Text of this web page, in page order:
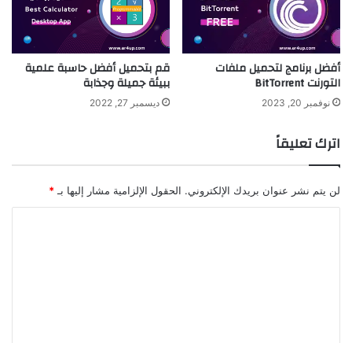
أفضل برنامج لتحميل ملفات
التورنت BitTorrent
نوفمبر 20, 2023
قم بتحميل أفضل حاسبة علمية
ببيئة جميلة وجذابة
ديسمبر 27, 2022
اترك تعليقاً
لن يتم نشر عنوان بريدك الإلكتروني. الحقول الإلزامية مشار إليها بـ *